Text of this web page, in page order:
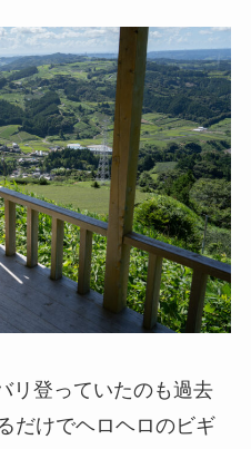
リ登っていたのも過去
だけでヘロヘロのビギ